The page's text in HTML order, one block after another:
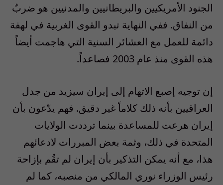
الجنود الأمريكيين والبريطانيين والمدنيين هو ضربٌ
من النفاق. ففي النهاية تبدو القوى الغربية في لهفة
دائمة للعمل مع العشائر السنية التي هاجمت أيضاً
هذه القوى منذ عام 2003 فصاعداً.
إن توجيه إصبع الاتهام إلى إيران سيزيد من جدل
العراقيين بأنه ذلك كلاماً غير دقيق. فهم يدّعون بأن
إيران هرعت للمساعدة بينما ترددت الولايات
المتحدة في ذلك، وثمة بعض المبررات لادعائهم
هذا، مع أنه يمكن التذكير بأن إيران لم تقُم بإزاحة
رئيس الوزراء نوري المالكي من منصبه، كما لم